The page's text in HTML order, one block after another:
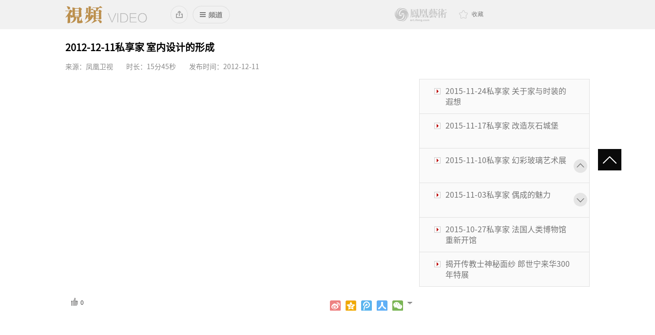
收藏
2012-12-11私享家 室内设计的形成
来源：凤凰卫视 时长：15分45秒 发布时间：2012-12-11
2015-11-24私享家 关于家与时装的
遐想
2015-11-17私享家 改造灰石城堡
2015-11-10私享家 幻彩玻璃艺术展
2015-11-03私享家 偶成的魅力
2015-10-27私享家 法国人类博物馆
重新开馆
揭开传教士神秘面纱 郎世宁来华300
年特展
0